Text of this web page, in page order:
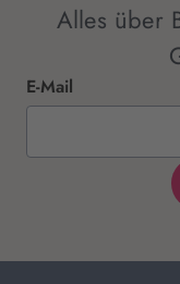
Alles über
E-Mail